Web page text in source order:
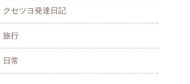
クセツヨ発達日記
旅行
日常